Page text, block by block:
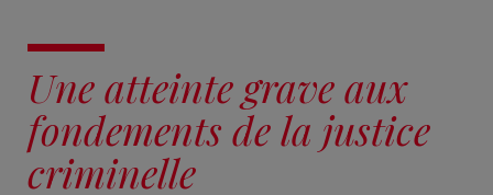
Une atteinte grave aux
fondements de la justice
criminelle